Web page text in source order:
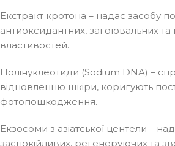
Екстракт кротона – надає засобу
антиоксидантних, загоювальних та
властивостей.
Полінуклеотиди (Sodium DNA) –
відновленню шкіри, коригують
фотопошкодження.
Екзосоми з азіатської центели –
заспокійливих, регенеруючих та